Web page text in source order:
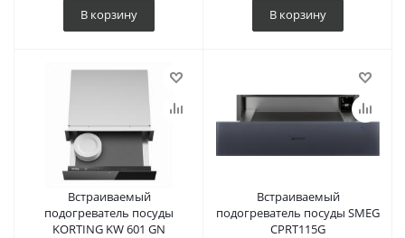
В корзину В корзину
Встраиваемый
подогреватель посуды
KORTING KW 601 GN
Встраиваемый
подогреватель посуды SMEG
CPRT115G